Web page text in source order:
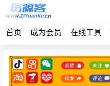
首页 成为会员 在线工具